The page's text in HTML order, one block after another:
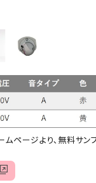
ページより、無料サン